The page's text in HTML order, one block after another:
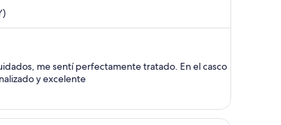
$1,817
me sentí perfectamente tratado. En el casco
personalizado y excelente